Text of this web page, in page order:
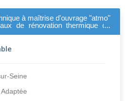
à maîtrise d'ouvrage "atmo"
de rénovation thermique du
Seine